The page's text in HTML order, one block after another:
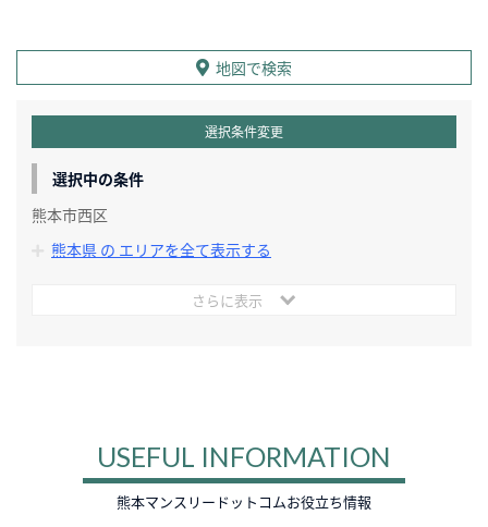
地図で検索
選択条件変更
選択中の条件
熊本市西区
熊本県 の エリアを全て表示する
さらに表示
USEFUL INFORMATION
熊本マンスリードットコムお役立ち情報